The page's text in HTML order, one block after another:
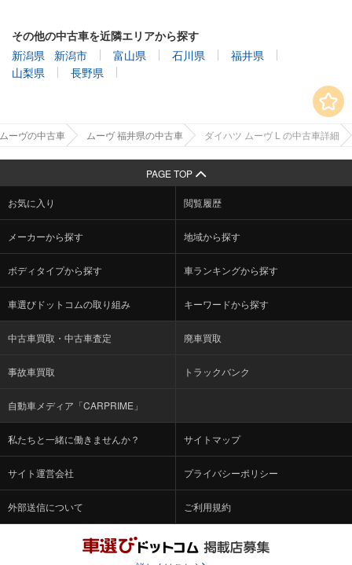
その他の中古車を近隣エリアから探す
新潟県
新潟市 富山県 石川県
福井県
山梨県
長野県
ムーヴの中古車 ムーヴ 福井県の中古車 ダイハツ ムーヴ L の中古車詳細
PAGE TOP
お気に入り 閲覧履歴
メーカーから探す 地域から探す
ボディタイプから探す 車ランキングから探す
車選びドットコムの取り組み キーワードから探す
中古車買取・中古車査定 廃車買取
事故車買取 トラックバンク
自動車メディア「CARPRIME」
私たちと一緒に働きませんか？ サイトマップ
サイト運営会社 プライバシーポリシー
外部送信について ご利用規約